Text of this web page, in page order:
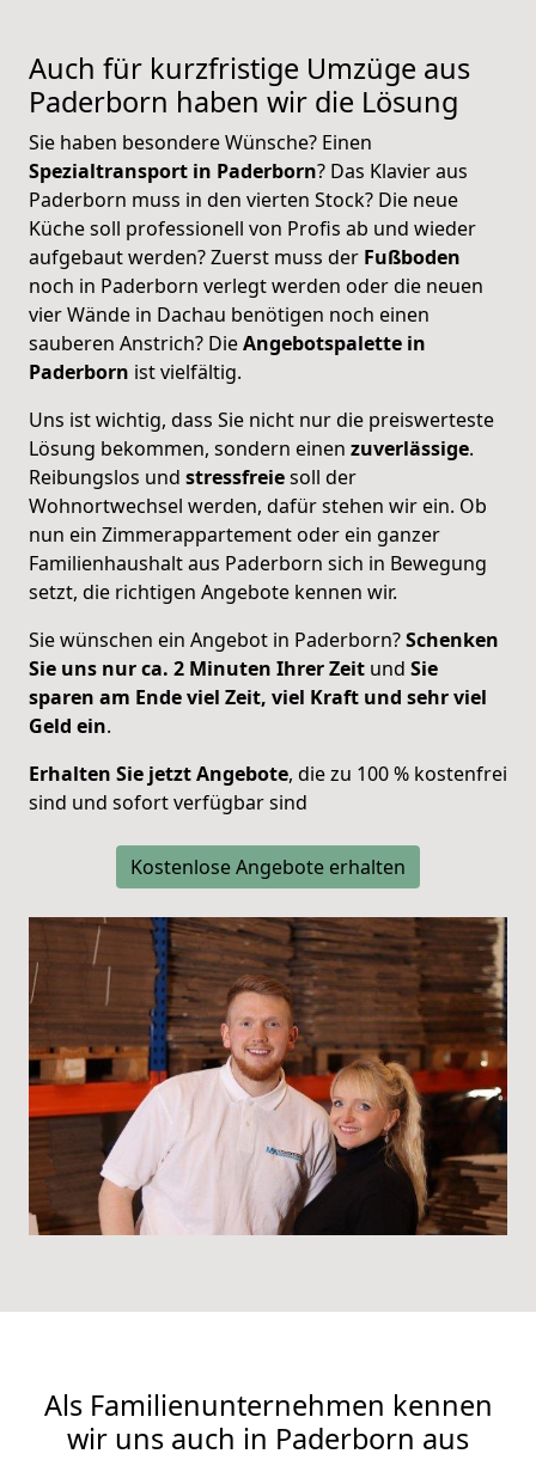
Auch für kurzfristige Umzüge aus
Paderborn haben wir die Lösung
Sie haben besondere Wünsche? Einen
Spezialtransport in Paderborn? Das Klavier aus
Paderborn muss in den vierten Stock? Die neue
Küche soll professionell von Profis ab und wieder
aufgebaut werden? Zuerst muss der Fußboden
noch in Paderborn verlegt werden oder die neuen
vier Wände in Dachau benötigen noch einen
sauberen Anstrich? DieAngebotspalette in
Paderborn ist vielfältig.
Uns ist wichtig, dass Sie nicht nur die preiswerteste
Lösung bekommen, sondern einen zuverlässige.
Reibungslos und stressfreiesoll der
Wohnortwechsel werden, dafür stehen wir ein. Ob
nun ein Zimmerappartement oder ein ganzer
Familienhaushalt aus Paderborn sich in Bewegung
setzt, die richtigen Angebote kennen wir.
Sie wünschen ein Angebot in Paderborn?Schenken
Sie uns nur ca. 2 Minuten Ihrer Zeit und Sie
sparen am Ende viel Zeit, viel Kraft und sehr viel
Geld ein.
Erhalten Sie jetzt Angebote, die zu 100 % kostenfrei
sind und sofort verfügbar sind
Kostenlose Angebote erhalten
Als Familienunternehmen kennen
wir uns auch in Paderborn aus